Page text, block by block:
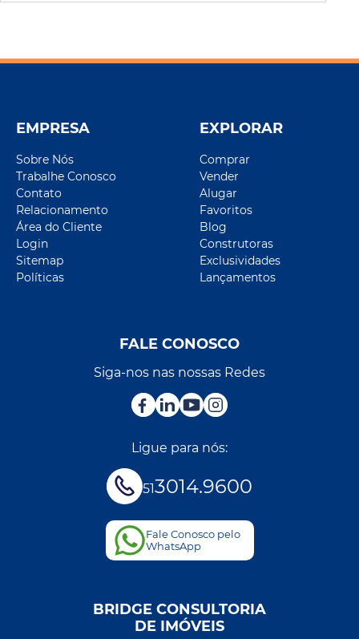
EMPRESA
Sobre Nós
Trabalhe Conosco
Contato
Relacionamento
Área do Cliente
Login
Sitemap
Políticas
EXPLORAR
Comprar
Vender
Alugar
Favoritos
Blog
Construtoras
Exclusividades
Lançamentos
FALE CONOSCO
Siga-nos nas nossas Redes
Ligue para nós:
513014.9600
Fale Conosco pelo
WhatsApp
BRIDGE CONSULTORIA
DE IMÓVEIS